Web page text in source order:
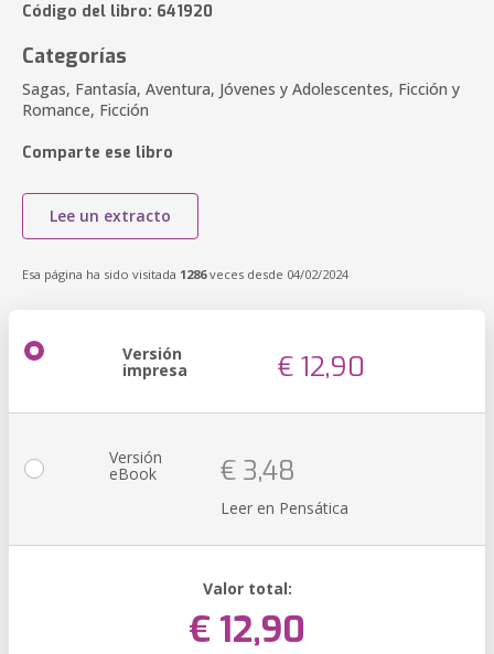
Código del libro: 641920
Categorías
Sagas, Fantasía, Aventura, Jóvenes y Adolescentes, Ficción y
Romance, Ficción
Comparte ese libro
Lee un extracto
Esa página ha sido visitada 1286veces desde 04/02/2024
Versión
impresa € 12,90
Versión
eBook € 3,48
Leer en Pensática
Valor total:
€ 12,90